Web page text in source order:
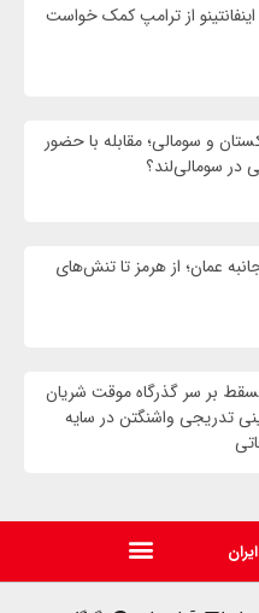
اینفانتینو از ترامپ کمک خواست
و سومالی؛ مقابله با حضور
در سومالی‌لند؟
عمان؛ از هرمز تا تنش‌های
بر سر گذرگاه موقت شریان
تدریجی واشنگتن در سایه